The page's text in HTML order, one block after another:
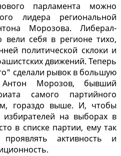
парламента можно
лидера региональной
Морозова. Либерал-
вели себя в регионе тихо,
политической склоки и
движений. Теперь
сделали рывок в большую
Морозов, бывший
самого партийного
гораздо выше. И, чтобы
избирателей на выборах в
в списке партии, ему так
активность и